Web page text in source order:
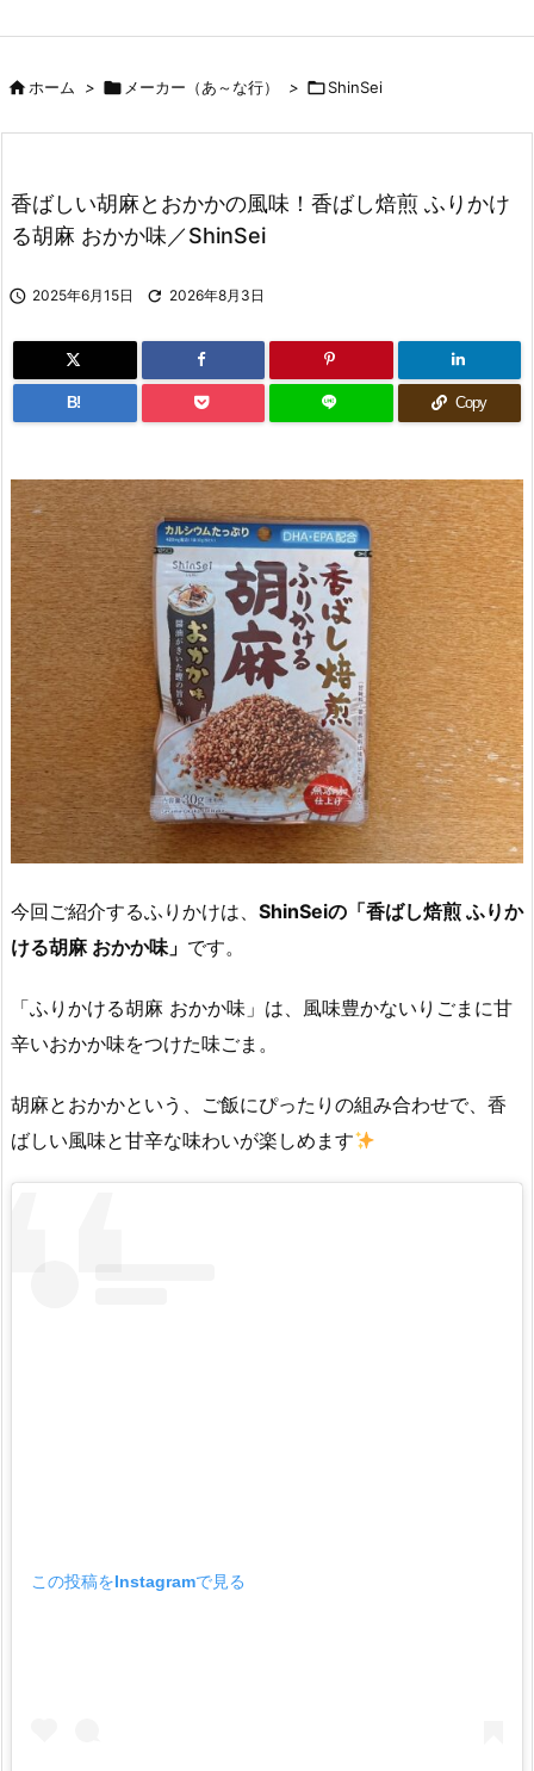
ホーム >  メーカー（あ～な行） > ShinSei
香ばしい胡麻とおかかの風味！香ばし焙煎 ふりかけ
る胡麻 おかか味／ShinSei
 2025年6月15日  2026年8月3日
B! Copy
今回ご紹介するふりかけは、 ShinSeiの「香ばし焙煎 ふりか
ける胡麻 おかか味」 です。
「ふりかける胡麻 おかか味」は、風味豊かないりごまに甘
辛いおかか味をつけた味ごま。
胡麻とおかかという、ご飯にぴったりの組み合わせで、香
ばしい風味と甘辛な味わいが楽しめます
この投稿をInstagramで見る